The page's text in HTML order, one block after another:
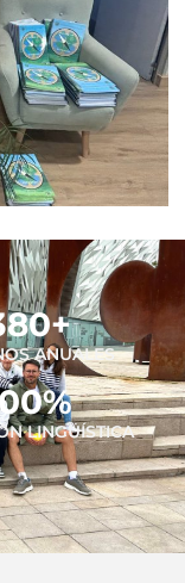
+
ANUALES
%
LINGÜÍSTICA